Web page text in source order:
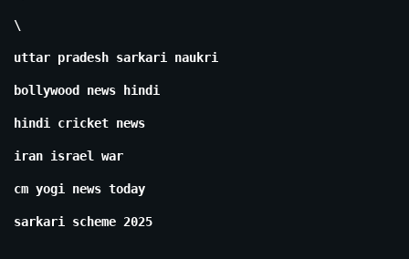
\
uttar pradesh sarkari naukri
bollywood news hindi
hindi cricket news
iran israel war
cm yogi news today
sarkari scheme 2025